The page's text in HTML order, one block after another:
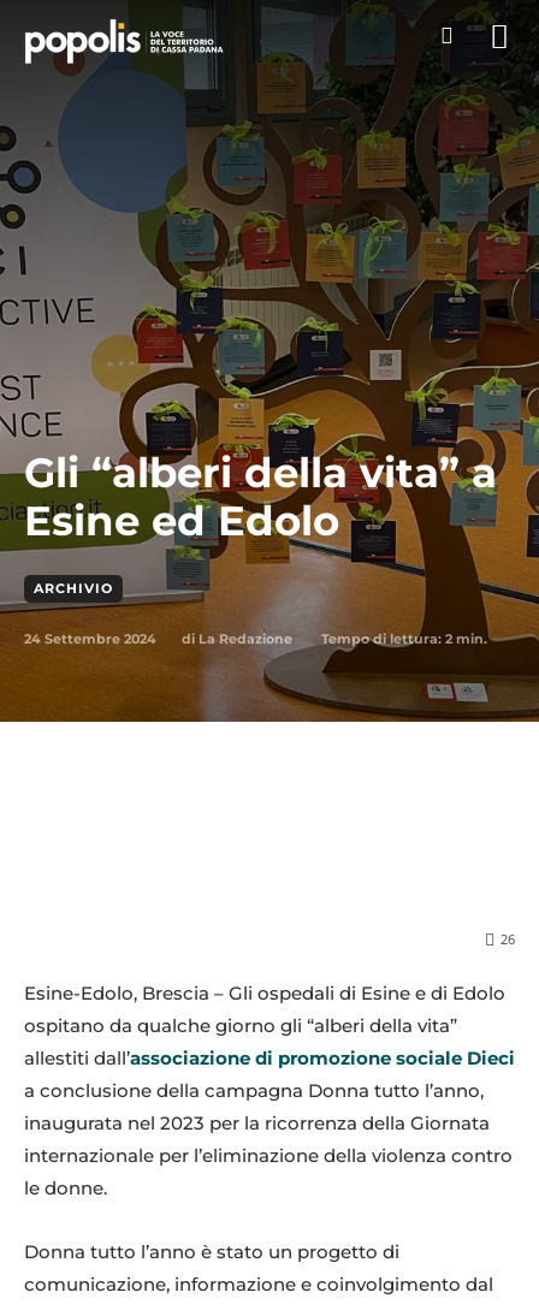
Gli “alberi della vita” a
Esine ed Edolo
ARCHIVIO
24 Settembre 2024 di La Redazione Tempo di lettura: 2min.
26
Esine-Edolo, Brescia – Gli ospedali di Esine e di Edolo
ospitano da qualche giorno gli “alberi della vita”
allestiti dall’associazione di promozione sociale Dieci
a conclusione della campagna Donna tutto l’anno,
inaugurata nel 2023 per la ricorrenza della Giornata
internazionale per l’eliminazione della violenza contro
le donne.
Donna tutto l’anno è stato un progetto di
comunicazione, informazione e coinvolgimento dal